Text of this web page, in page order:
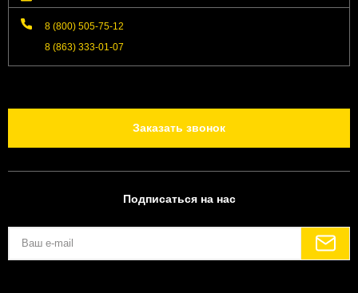
8 (800) 505-75-12
8 (863) 333-01-07
Заказать звонок
Подписаться на нас